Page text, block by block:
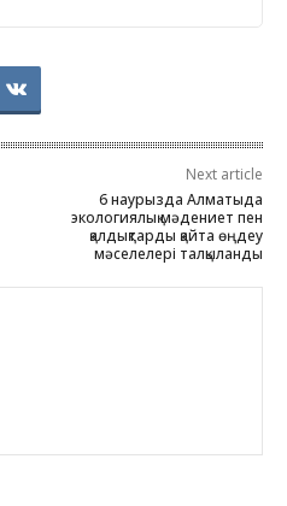
Next article
6 наурызда Алматыда
экологиялық мәдениет пен
қалдықтарды қайта өңдеу
мәселелері талқыланды